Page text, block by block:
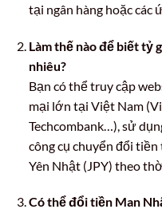
tại ngân hàng hoặc các
Làm thế nào để biết tỷ
nhiêu?
Bạn có thể truy cập
mại lớn tại Việt Nam
Techcombank…), sử
công cụ chuyển đổi
Yên Nhật (JPY) theo
Có thể đổi tiền Man